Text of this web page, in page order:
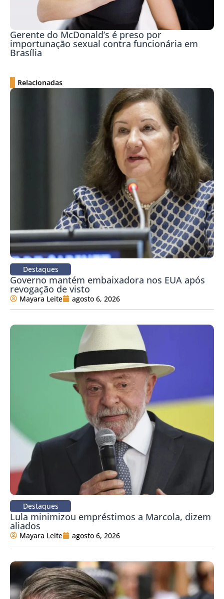
Gerente do McDonald’s é preso por
importunação sexual contra funcionária em
Brasília
Relacionadas
Destaques
Governo mantém embaixadora nos EUA após
revogação de visto
Mayara Leite agosto 6, 2026
Destaques
Lula minimizou empréstimos a Marcola, dizem
aliados
Mayara Leite agosto 6, 2026